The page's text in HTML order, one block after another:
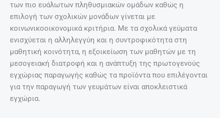
των πιο ευάλωτων πληθυσμιακών ομάδων καθώς η
επιλογή των σχολικών μονάδων γίνεται με
κοινωνικοοικονομικά κριτήρια. Με τα σχολικά γεύματα
ενισχύεται η αλληλεγγύη και η συντροφικότητα στη
μαθητική κοινότητα, η εξοικείωση των μαθητών με τη
μεσογειακή διατροφή και η ανάπτυξη της πρωτογενούς
εγχώριας παραγωγής καθώς τα προϊόντα που επιλέγονται
για την παραγωγή των γευμάτων είναι αποκλειστικά
εγχώρια.